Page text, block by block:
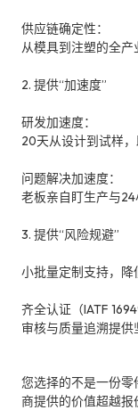
供应链确定性：
从模具到注塑的全产
2. 提供“加速度”
研发加速度：
20天从设计到试样，
问题解决加速度：
老板亲自盯生产与24
3. 提供“风险规避”
小批量定制支持，降
齐全认证（IATF
审核与质量追溯提供
您选择的不是一份
商提供的价值超越